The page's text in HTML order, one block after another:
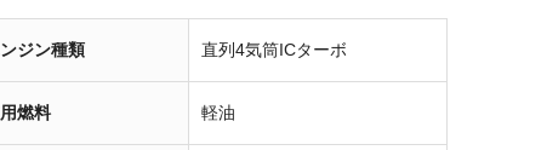
ジン種類 直列4気筒ICターボ
燃料 軽油